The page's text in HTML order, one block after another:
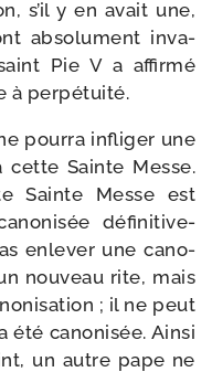
s’il y en avait une,
abso­lu­ment inva­
Pie V a affir­mé
à perpétuité.
pour­ra infli­ger une
Sainte Messe.
Sainte Messe est
défi­ni­ti­ve­
enle­ver une cano­
nou­veau rite, mais
; il ne peut
été cano­ni­sée. Ainsi
un autre pape ne